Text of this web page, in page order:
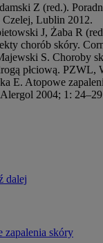
Z (red.).
Czelej, Lublin 2012.
J, Żaba R
chorób skóry.
S. Choroby
płciową. PZWL,
E. Atopowe
2004; 1:
dalej